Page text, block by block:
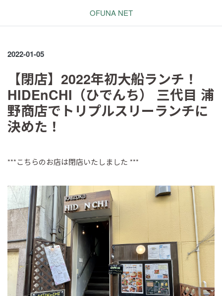
OFUNA NET
2022-01-05
【閉店】2022年初大船ランチ！
HIDEnCHI（ひでんち） 三代目 浦
野商店でトリプルスリーランチに
決めた！
***こちらのお店は閉店いたしました ***